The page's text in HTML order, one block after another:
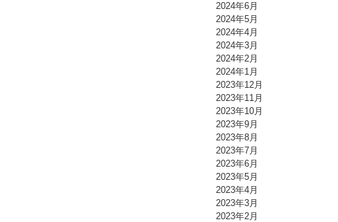
2024年6月
2024年5月
2024年4月
2024年3月
2024年2月
2024年1月
2023年12月
2023年11月
2023年10月
2023年9月
2023年8月
2023年7月
2023年6月
2023年5月
2023年4月
2023年3月
2023年2月